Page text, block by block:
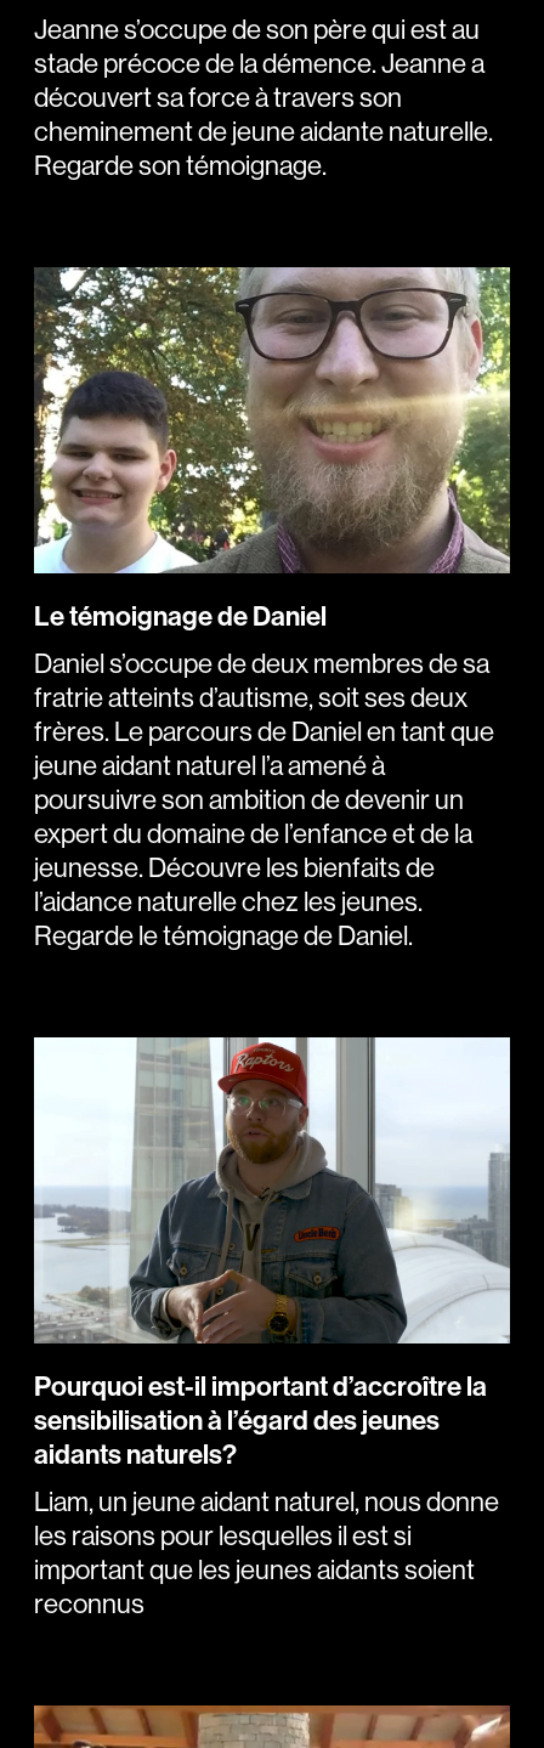
Jeanne s’occupe de son père qui est au
stade précoce de la démence. Jeanne a
découvert sa force à travers son
cheminement de jeune aidante naturelle.
Regarde son témoignage.
Le témoignage de Daniel
Daniel s’occupe de deux membres de sa
fratrie atteints d’autisme, soit ses deux
frères. Le parcours de Daniel en tant que
jeune aidant naturel l’a amené à
poursuivre son ambition de devenir un
expert du domaine de l’enfance et de la
jeunesse. Découvre les bienfaits de
l’aidance naturelle chez les jeunes.
Regarde le témoignage de Daniel.
Pourquoi est-il important d’accroître la
sensibilisation à l’égard des jeunes
aidants naturels?
Liam, un jeune aidant naturel, nous donne
les raisons pour lesquelles il est si
important que les jeunes aidants soient
reconnus